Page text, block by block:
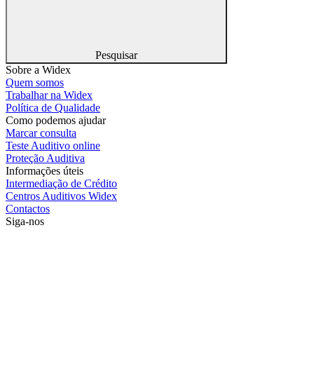
Pesquisar
Sobre a Widex
Quem somos
Trabalhar na Widex
Política de Qualidade
Como podemos ajudar
Marcar consulta
Teste Auditivo online
Proteção Auditiva
Informações úteis
Intermediação de Crédito
Centros Auditivos Widex
Contactos
Siga-nos